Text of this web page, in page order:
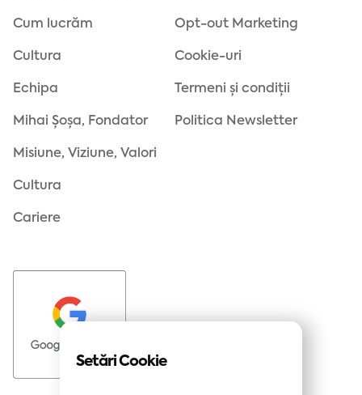
Cum lucrăm
Cultura
Echipa
Mihai Șoșa, Fondator
Misiune, Viziune, Valori
Cultura
Cariere
Opt-out Marketing
Cookie-uri
Termeni și condiții
Politica Newsletter
Setări Cookie